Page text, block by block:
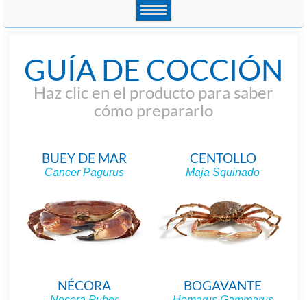
GUÍA DE COCCIÓN
Haz clic en el producto para saber
cómo prepararlo
BUEY DE MAR
Cancer Pagurus
CENTOLLO
Maja Squinado
NÉCORA BOGAVANTE